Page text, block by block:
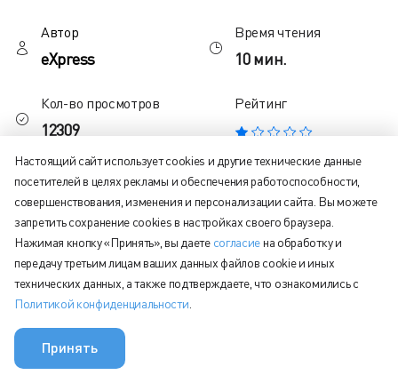
Автор
eXpress
Время чтения
10 мин.
Кол-во просмотров
12309
Рейтинг
Содержание статьи:
Российский фактор: когда начинает работать закон
Глобальная дилемма: кто читает наши переписки?
Бизнес под давлением: почему стандартных функций
больше не хватает
Какие мессенджеры выбирают в России: три
показательных примера
Настоящий сайт использует cookies и другие технические данные
посетителей в целях рекламы и обеспечения работоспособности,
совершенствования, изменения и персонализации сайта. Вы можете
запретить сохранение cookies в настройках своего браузера.
Нажимая кнопку «Принять», вы даете согласие на обработку и
передачу третьим лицам ваших данных файлов cookie и иных
технических данных, а также подтверждаете, что ознакомились с
Политикой конфиденциальности
Принять